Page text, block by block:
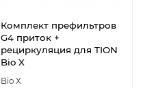
Комплект префильтров
G4 приток +
рециркуляция для TION
Bio X
Bio X